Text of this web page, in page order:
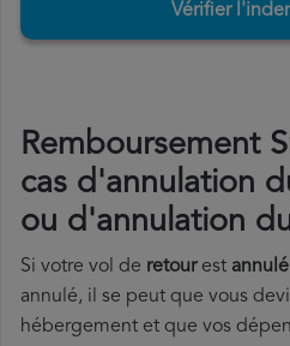
Vérifier
Remboursement
cas d'annulation
ou d'annulation
Si votre vol de retourest annulé
annulé, il se peut que vous
hébergement et que vos